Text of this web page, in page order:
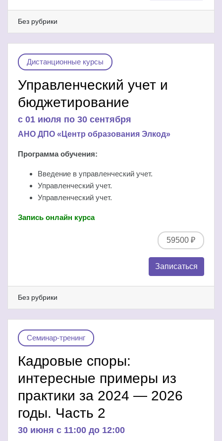
Без рубрики
Дистанционные курсы
Управленческий учет и
бюджетирование
c 01 июля по 30 сентября
АНО ДПО «Центр образования Элкод»
Программа обучения:
Введение в управленческий учет.
Управленческий учет.
Управленческий учет.
Запись онлайн курса
59500 ₽
Записаться
Без рубрики
Семинар-тренинг
Кадровые споры:
интересные примеры из
практики за 2024 — 2026
годы. Часть 2
30 июня c 11:00 до 12:00